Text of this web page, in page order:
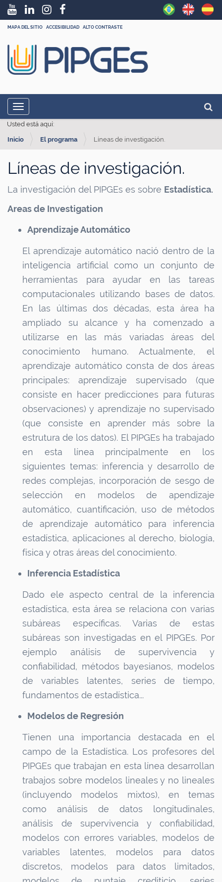
MAPA DEL SITIO ACCESIBILIDAD ALTO CONTRASTE
Toggle navigation
Usted está aquí:
Inicio El programa Líneas de investigación.
Líneas de investigación.
La investigación del PIPGEs es sobre Estadística.
Areas de Investigation
Aprendizaje Automático
El aprendizaje automático nació dentro de la
inteligencia artificial como un conjunto de
herramientas para ayudar en las tareas
computacionales utilizando bases de datos.
En las últimas dos décadas, esta área ha
ampliado su alcance y ha comenzado a
utilizarse en las más variadas áreas del
conocimiento humano. Actualmente, el
aprendizaje automático consta de dos áreas
principales: aprendizaje supervisado (que
consiste en hacer predicciones para futuras
observaciones) y aprendizaje no supervisado
(que consiste en aprender más sobre la
estrutura de los datos). El PIPGEs ha trabajado
en esta línea principalmente en los
siguientes temas: inferencia y desarrollo de
redes complejas, incorporación de sesgo de
selección en modelos de apendizaje
automático, cuantificación, uso de métodos
de aprendizaje automático para inferencia
estadística, aplicaciones al derecho, biología,
física y otras áreas del conocimiento.
Inferencia Estadística
Dado ele aspecto central de la inferencia
estadística, esta área se relaciona con varias
subáreas específicas. Varias de estas
subáreas son investigadas en el PIPGEs. Por
ejemplo análisis de supervivencia y
confiabilidad, métodos bayesianos, modelos
de variables latentes, series de tiempo,
fundamentos de estadística...
Modelos de Regresión
Tienen una importancia destacada en el
campo de la Estadística. Los profesores del
PIPGEs que trabajan en esta línea desarrollan
trabajos sobre modelos lineales y no lineales
(incluyendo modelos mixtos), en temas
como análisis de datos longitudinales,
análisis de supervivencia y confiabilidad,
modelos con errores variables, modelos de
variables latentes, modelos para datos
discretos, modelos para datos limitados,